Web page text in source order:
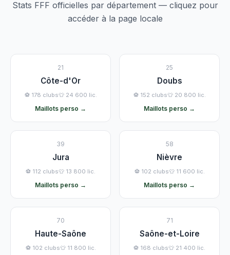
Stats FFF officielles par département — cliquez pour
accéder à la page locale
21
Côte-d'Or
⚽ 178 clubs👕 24 600 lic.
Maillots perso →
25
Doubs
⚽ 152 clubs👕 20 800 lic.
Maillots perso →
39
Jura
⚽ 112 clubs👕 13 800 lic.
Maillots perso →
58
Nièvre
⚽ 102 clubs👕 11 600 lic.
Maillots perso →
70
Haute-Saône
⚽ 102 clubs👕 11 800 lic.
71
Saône-et-Loire
⚽ 168 clubs👕 21 400 lic.